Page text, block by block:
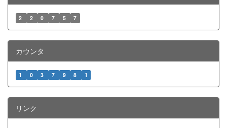
2 2 0 7 5 7
カウンタ
1 0 3 7 9 8 1
リンク